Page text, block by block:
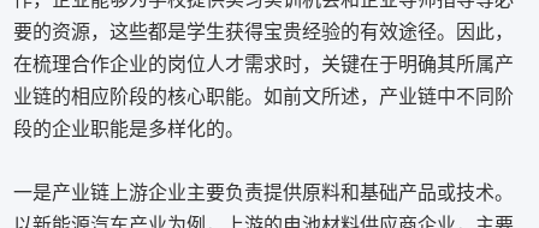
要的资源，这些都是学生获得宝贵经验的有效途径。因此，
在梳理合作企业的岗位人才需求时，关键在于明确其所属产
业链的相应阶段的核心职能。如前文所述，产业链中不同阶
段的企业职能是多样化的。
一是产业链上游企业主要负责提供原料和基础产品或技术。